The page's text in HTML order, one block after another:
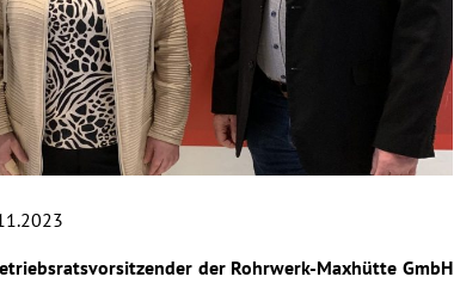
der Rohrwerk-Maxhütte GmbH